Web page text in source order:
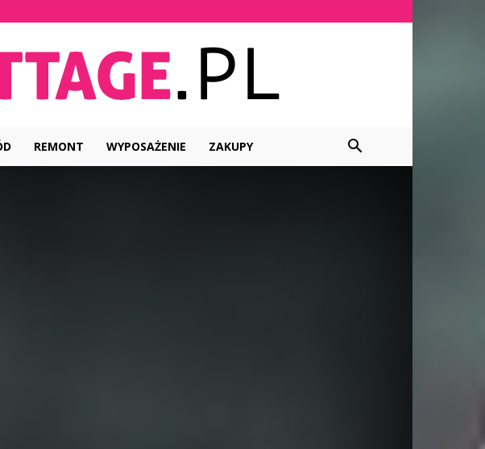
REMONT WYPOSAŻENIE ZAKUPY